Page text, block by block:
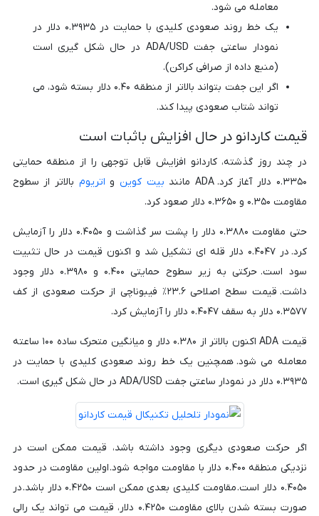
معامله می شود.
یک خط روند صعودی کلیدی با حمایت در ۰.۳۹۳۵ دلار در
نمودار ساعتی جفت ADA/USD در حال شکل گیری است
(منبع داده از صرافی کراکن).
اگر این جفت بتواند بالاتر از منطقه ۰.۴۰ دلار بسته شود، می
تواند شتاب صعودی پیدا کند.
قیمت کاردانو در حال افزایش باثبات است
در چند روز گذشته، کاردانو افزایش قابل توجهی را از منطقه حمایتی
۰.۳۳۵۰ دلار آغاز کرد. ADA مانند
بیت کوین و اتریوم بالاتر از سطوح
مقاومت ۰.۳۵۰ و ۰.۳۶۵۰ دلار صعود کرد.
حتی مقاومت ۰.۳۸۸۰ دلار را پشت سر گذاشت و ۰.۴۰۵۰ دلار را آزمایش
کرد. در ۰.۴۰۴۷ دلار قله ای تشکیل شد و اکنون قیمت در حال تثبیت
سود است. حرکتی به زیر سطوح حمایتی ۰.۴۰۰ و ۰.۳۹۸۰ دلار وجود
داشت. قیمت سطح اصلاحی ۲۳.۶٪ فیبوناچی از حرکت صعودی از کف
۰.۳۵۷۷ دلار به سقف ۰.۴۰۴۷ دلار را آزمایش کرد.
قیمت ADA اکنون بالاتر از ۰.۳۸۰ دلار و میانگین متحرک ساده ۱۰۰ ساعته
معامله می شود. همچنین یک خط روند صعودی کلیدی با حمایت در
۰.۳۹۳۵ دلار در نمودار ساعتی جفت ADA/USD در حال شکل گیری است.
اگر حرکت صعودی دیگری وجود داشته باشد، قیمت ممکن است در
نزدیکی منطقه ۰.۴۰۰ دلار با مقاومت مواجه شود. اولین مقاومت در حدود
۰.۴۰۵۰ دلار است. مقاومت کلیدی بعدی ممکن است ۰.۴۲۵۰ دلار باشد. در
صورت بسته شدن بالای مقاومت ۰.۴۲۵۰ دلار، قیمت می تواند یک رالی